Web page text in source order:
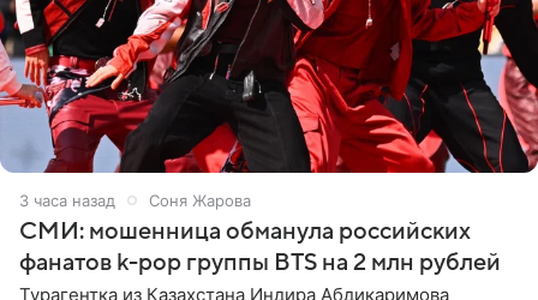
3 часа назад Соня Жарова
СМИ: мошенница обманула российских
фанатов k-pop группы BTS на 2 млн рублей
Турагентка из Казахстана Индира Абдикаримова